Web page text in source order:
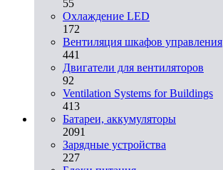
55
Охлаждение LED
172
Вентиляция шкафов управления
441
Двигатели для вентиляторов
92
Ventilation Systems for Buildings
413
Батареи, аккумуляторы
2091
Зарядные устройства
227